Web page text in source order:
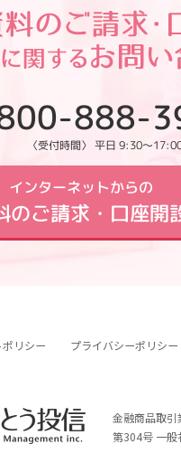
888-
〈受付時間〉 平日 9:30～
インターネットからの
のご請求・口座開
リシー プライバシーポリシー
金融商品取
第304号 一般